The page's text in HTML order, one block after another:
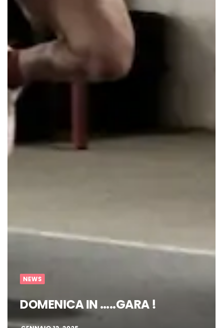
NEWS
DOMENICA IN …..GARA !